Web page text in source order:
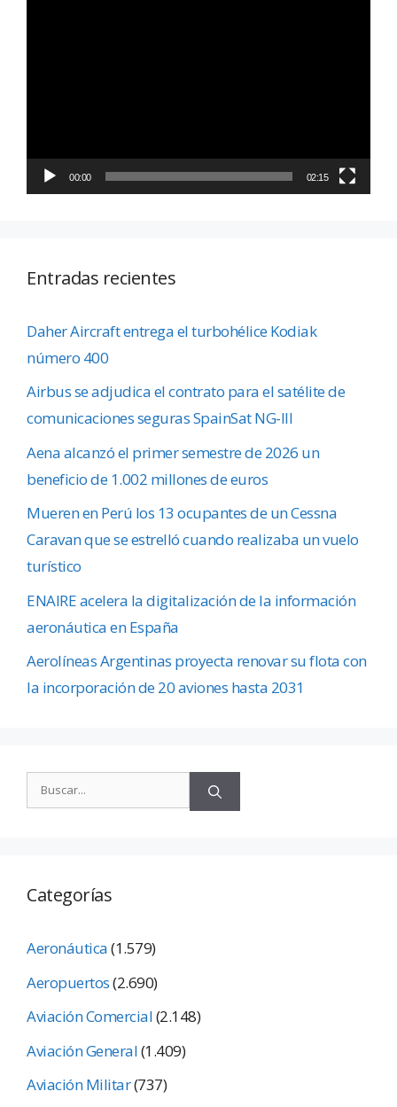
00:00 02:15
Entradas recientes
Daher Aircraft entrega el turbohélice Kodiak
número 400
Airbus se adjudica el contrato para el satélite de
comunicaciones seguras SpainSat NG-III
Aena alcanzó el primer semestre de 2026 un
beneficio de 1.002 millones de euros
Mueren en Perú los 13 ocupantes de un Cessna
Caravan que se estrelló cuando realizaba un vuelo
turístico
ENAIRE acelera la digitalización de la información
aeronáutica en España
Aerolíneas Argentinas proyecta renovar su flota con
la incorporación de 20 aviones hasta 2031
Categorías
Aeronáutica(1.579)
Aeropuertos(2.690)
Aviación Comercial(2.148)
Aviación General(1.409)
Aviación Militar(737)